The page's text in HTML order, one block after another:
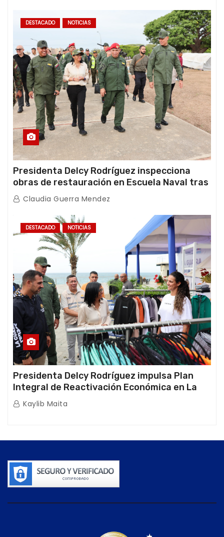
DESTACADO NOTICIAS
Presidenta Delcy Rodríguez inspecciona
obras de restauración en Escuela Naval tras
afectaciones sísmicas en La Guaira
Claudia Guerra Mendez
DESTACADO NOTICIAS
Presidenta Delcy Rodríguez impulsa Plan
Integral de Reactivación Económica en La
Guaira
Kaylib Maita